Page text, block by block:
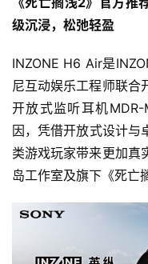
级沉浸，松弛轻盈
INZONE H6 Air是
尼互动娱乐工程师联合
开放式监听耳机
因，凭借开放式设计与
类游戏玩家带来更加真
岛工作室及旗下《死亡